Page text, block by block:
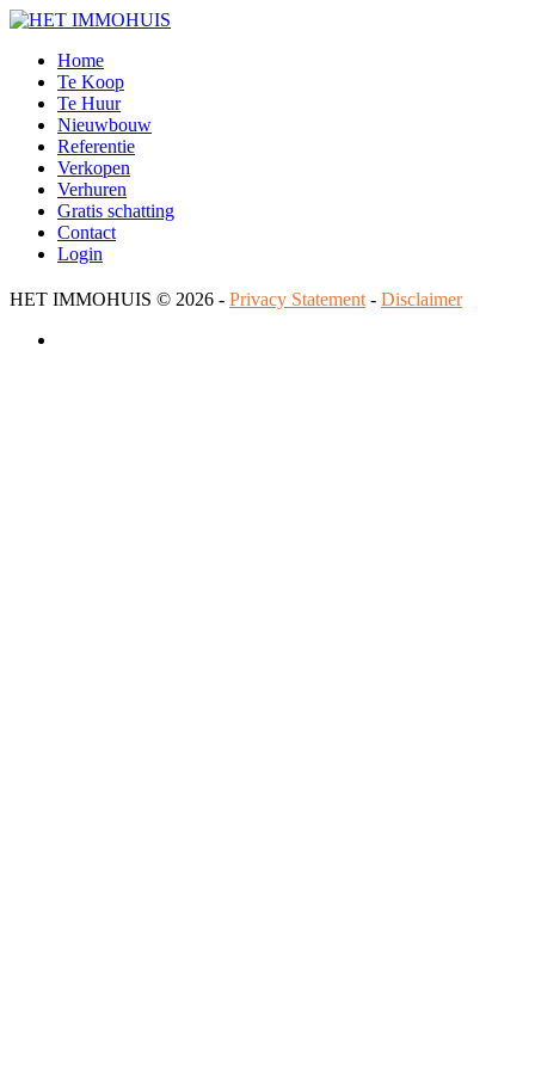
Home
Te Koop
Te Huur
Nieuwbouw
Referentie
Verkopen
Verhuren
Gratis schatting
Contact
Login
HET IMMOHUIS © 2026 - Privacy Statement - Disclaimer